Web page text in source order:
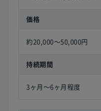
価格
約20,000〜50,000円
持続期間
3ヶ月〜6ヶ月程度